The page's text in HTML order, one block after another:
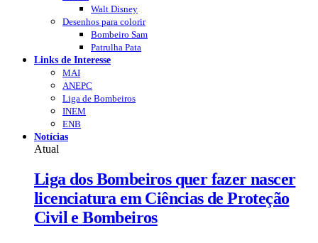
Walt Disney
Desenhos para colorir
Bombeiro Sam
Patrulha Pata
Links de Interesse
MAI
ANEPC
Liga de Bombeiros
INEM
ENB
Notícias
Atual
Liga dos Bombeiros quer fazer nascer
licenciatura em Ciências de Proteção
Civil e Bombeiros